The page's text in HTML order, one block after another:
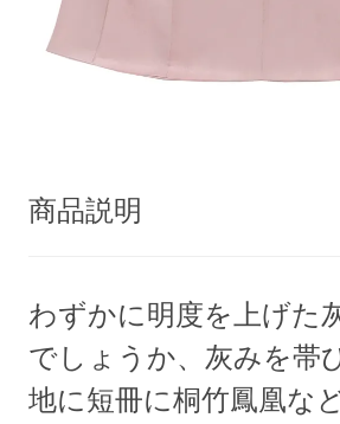
商品説明
わずかに明度を上げた
でしょうか、灰みを帯
地に短冊に桐竹鳳凰な